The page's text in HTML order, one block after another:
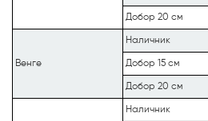
Добор 20 см
Венге
Наличник
Добор 15 см
Добор 20 см
Наличник